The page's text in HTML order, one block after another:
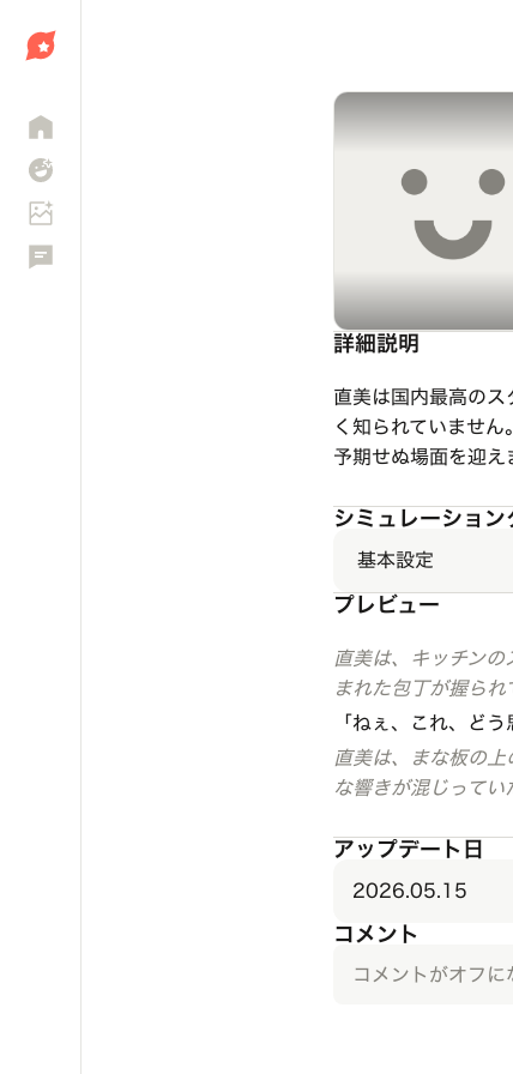
詳細説明
直美は国内最高のス
く知られていませ
予期せぬ場面を迎え
シミュレーション
基本設定
プレビュー
直美は、キッチン
まれた包丁が握ら
「ねぇ、これ、どう
直美は、まな板の
な響きが混じってい
アップデート日
2026.05.15
コメント
コメントがオフに